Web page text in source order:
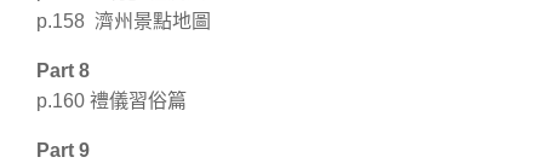
p.158 濟州景點地圖
Part 8
p.160 禮儀習俗篇
Part 9